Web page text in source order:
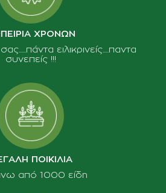
ΧΡΟΝΩΝ
ειλικρινείς.....παντα
συνεπείς !!!
ΠΟΙΚΙΛΙΑ
από 1000 είδη